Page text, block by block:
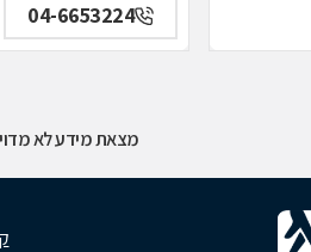
04-6653224
מצאת מידע לא